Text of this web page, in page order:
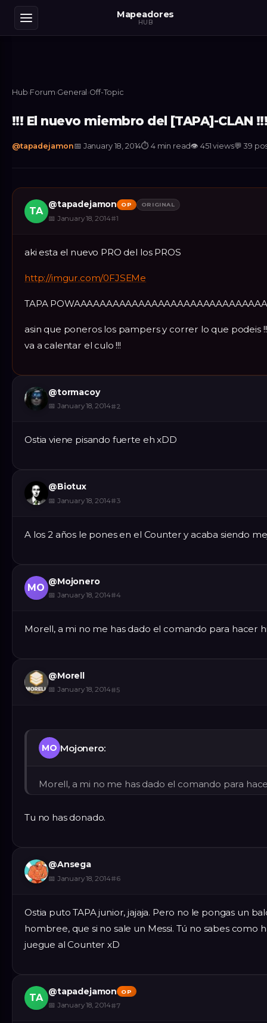
Mapeadores
HUB
Hub›Forum›General ›Off-Topic
!!! El nuevo miembro del [TAPA]-CLAN
@tapadejamon📅 January 18, 2014⏱ 4 min read👁451 views💬39
TA
@tapadejamon OP ORIGINAL
📅 January 18, 2014#1
aki esta el nuevo PRO del los PROS
http://imgur.com/0FJSEMe
TAPA
asin que poneros los pampers y correr lo que podeis
va a calentar el culo !!!
@tormacoy
📅 January 18, 2014#2
Ostia viene pisando fuerte eh xDD
@Biotux
📅 January 18, 2014#3
A los 2 años le pones en el Counter y acaba siendo
MO
@Mojonero
📅 January 18, 2014#4
Morell, a mi no me has dado el comando para hacer
@Morell
📅 January 18, 2014#5
MO Mojonero:
Morell, a mi no me has dado el comando para
Tu no has donado.
@Ansega
📅 January 18, 2014#6
Ostia puto TAPA junior, jajaja. Pero no le pongas un
hombree, que si no sale un Messi. Tú no sabes como
juegue al Counter xD
TA
@tapadejamon OP
📅 January 18, 2014#7